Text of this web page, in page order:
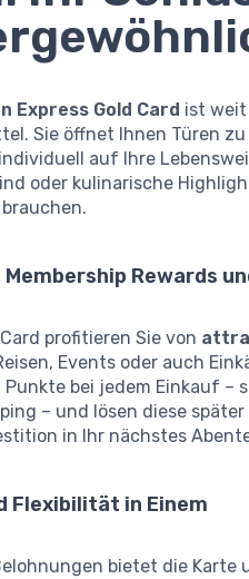
Express Gold Card ist weit
Sie öffnet Ihnen Türen
auf Ihre
oder kulinarische
Rewards
profitieren Sie von
Events oder auch
Punkte bei jedem Einkauf –
– und lösen diese
in Ihr nächstes
Flexibilität in Einem
bietet die Karte